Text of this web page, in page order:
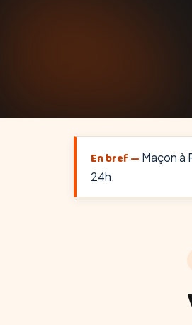
En bref — Maçon à
24h.